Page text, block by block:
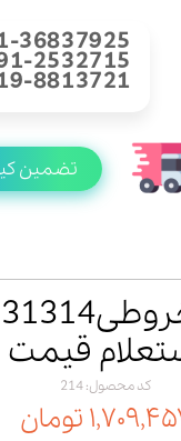
36837925
2532715
8813721
تضمین
قیمت
کد محصول: 214
تومان